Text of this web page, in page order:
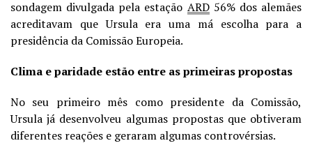
sondagem divulgada pela estação ARD56% dos alemães
acreditavam que Ursula era uma má escolha para a
presidência da Comissão Europeia.
Clima e paridade estão entre as primeiras propostas
No seu primeiro mês como presidente da Comissão,
Ursula já desenvolveu algumas propostas que obtiveram
diferentes reações e geraram algumas controvérsias.